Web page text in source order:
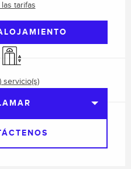
tarifas
Ascensor
servicio(s)